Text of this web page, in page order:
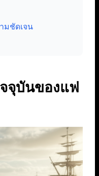
มชัดเจน
จุบันของแฟ